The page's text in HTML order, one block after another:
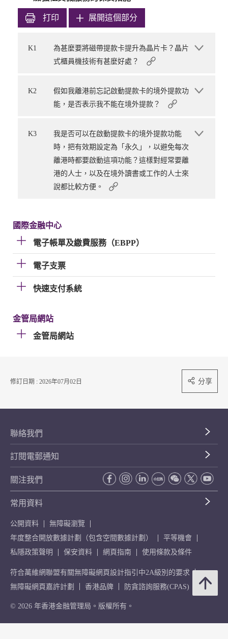
打印 展開這個部分
K1
為甚麼要將磁帶提款卡提升為晶片卡？晶片
式櫃員機技術有甚麼好處？
K2
假如我離港前忘記啟動提款卡的境外提款功
能，是否表示我不能在境外提款？
K3
我是否可以在啟動提款卡的境外提款功能
時，把有效期設定為「永久」，以避免每次
離港時都要啟動這項功能？這樣對經常要離
港的人士，以及在境外讀書或工作的人士來
說都比較方便。
國際金融中心
電子帳單及繳費服務（EBPP）
電子支票
快速支付系統
金管局網站
金管局網站
修訂日期 : 2026年07月02日 分享
聯絡我們
訂閱電郵通知
關注我們
常用資料
公開資料
無障礙瀏覽
年度整合開放數據計劃（包含空間數據計劃）
平等機會
私隱政策聲明
保安資料 網頁指南 使用條款及條件
符合萬維網聯盟有關無障礙網頁設計指引中2A級別的要求
無障礙網頁嘉許計劃
香港品牌 防貪諮詢服務(CPAS)
© 2026 年香港金融管理局。版權所有。